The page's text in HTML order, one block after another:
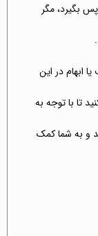
بگیرد، مگر
ابهام در این
تا با توجه به
و به شما کمک